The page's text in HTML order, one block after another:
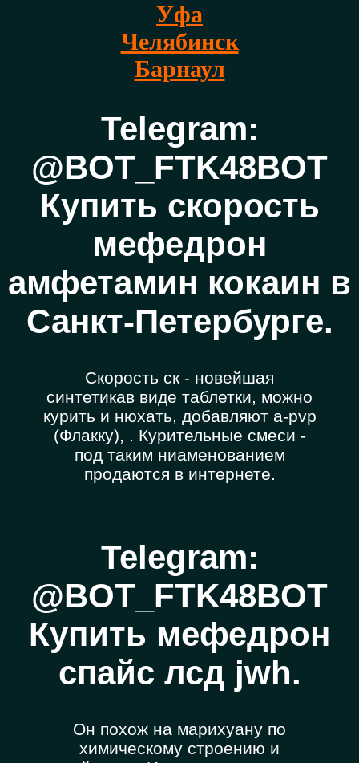
Уфа
Челябинск
Барнаул
Telegram:
@BOT_FTK48BOT
Купить скорость
мефедрон
амфетамин кокаин в
Санкт-Петербурге.
Скорость ск - новейшая
синтетикав виде таблетки, можно
курить и нюхать, добавляют a-pvp
(Флакку), . Курительные смеси -
под таким ниаменованием
продаются в интернете.
Telegram:
@BOT_FTK48BOT
Купить мефедрон
спайс лсд jwh.
Он похож на марихуану по
химическому строению и